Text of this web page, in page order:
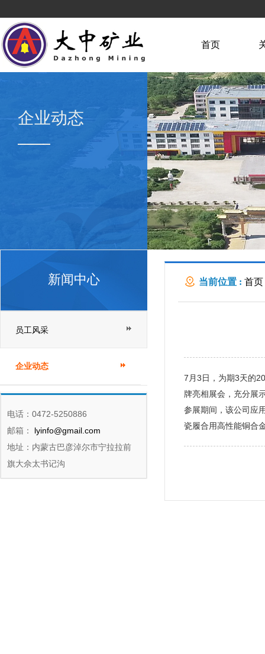
首页
企业动态
新闻中心
员工风采
企业动态
电话：0472-5250886
邮箱：
lyinfo@gmail.com
地址：内蒙古巴彦淖尔市宁拉拉前
旗大佘太书记沟
当前位置 : 首页
7月3日，为期3天的
牌亮相展会，充分展
参展期间，该公司应
瓷履合用高性能铜合